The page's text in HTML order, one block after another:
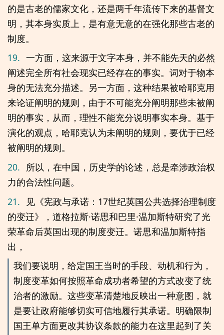
的是古老的儒家文化，还是两千年流传下来的基督文
明，其本身实质上，是有意无意的在强化那些古老的
制度。
19. 一方面，这来源于文字本身，并不能先天的必然
阐述完全所有社会现实已经存在的事实。词对于物本
身的无法充分描述。另一方面，这种结果被哈耶克用
来论证阐明的规则，由于不可能充分阐明那些未被阐
明的事实，从而，理性不能充分说明事实本身。基于
演化的观点，哈耶克认为未阐明的规则，要优于已经
被阐明的规则。
20. 所以，在中国，历史学的论述，总是牵涉政治权
力的合法性问题。
21.
见《宪政与承诺：17世纪英国公共选择治理制度
的变迁》，道格拉斯·诺思和巴里·温加斯特研究了光
荣革命后英国出现的制度变迁。诺思和温加斯特指
出，
我们要说明，给定国王当时的手段、动机和行为，
制度变革如何按照革命成功者希望的方式改变了统
治者的激励。这些变革清楚地反映出一种意图，就
是要让政府能够切实可信地履行其承诺。明确限制
国王单方面更改其协议条款的能力在这里起到了关